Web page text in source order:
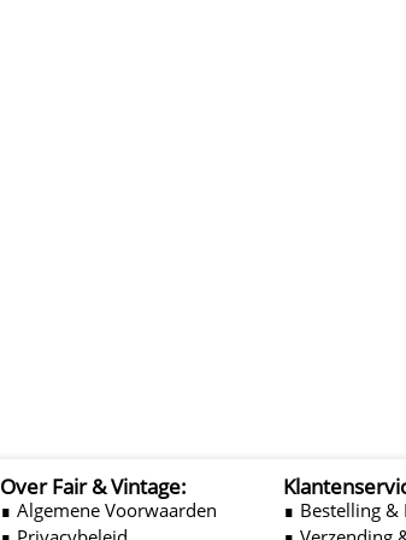
Over Fair & Vintage:
∎ Algemene Voorwaarden
∎ Bestelling &